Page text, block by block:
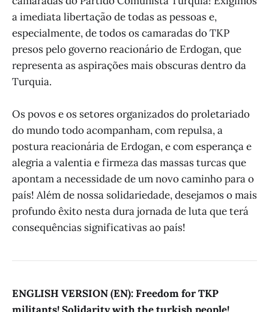
a imediata libertação de todas as pessoas e,
especialmente, de todos os camaradas do TKP
presos pelo governo reacionário de Erdogan, que
representa as aspirações mais obscuras dentro da
Turquia.
Os povos e os setores organizados do proletariado
do mundo todo acompanham, com repulsa, a
postura reacionária de Erdogan, e com esperança e
alegria a valentia e firmeza das massas turcas que
apontam a necessidade de um novo caminho para o
país! Além de nossa solidariedade, desejamos o mais
profundo êxito nesta dura jornada de luta que terá
consequências significativas ao país!
ENGLISH VERSION (EN): Freedom for TKP
militants! Solidarity with the turkish people!